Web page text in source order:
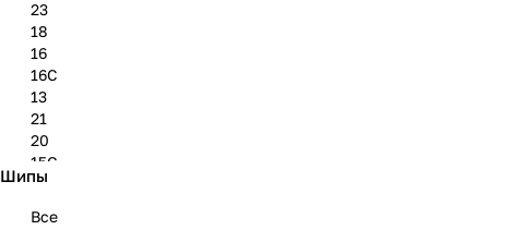
23
18
16
16C
13
21
20
15C
22
Шипы
Все